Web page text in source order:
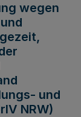
wegen
und
NRW)